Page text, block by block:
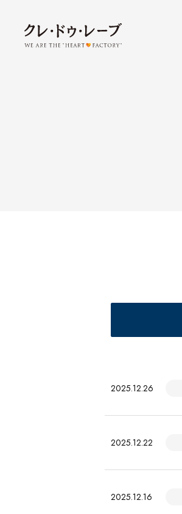
2025.12.26
2025.12.22
2025.12.16